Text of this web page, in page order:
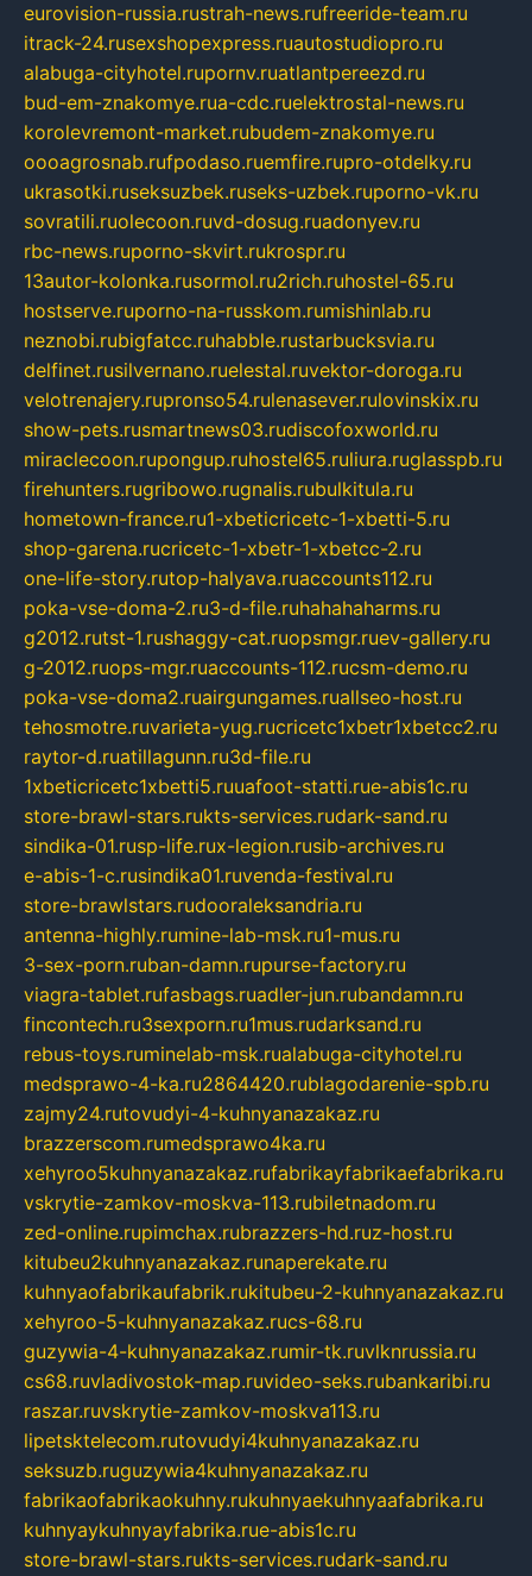
eurovision-russia.rustrah-news.rufreeride-team.ru
itrack-24.rusexshopexpress.ruautostudiopro.ru
alabuga-cityhotel.rupornv.ruatlantpereezd.ru
bud-em-znakomye.rua-cdc.ruelektrostal-news.ru
korolevremont-market.rubudem-znakomye.ru
oooagrosnab.rufpodaso.ruemfire.rupro-otdelky.ru
ukrasotki.ruseksuzbek.ruseks-uzbek.ruporno-vk.ru
sovratili.ruolecoon.ruvd-dosug.ruadonyev.ru
rbc-news.ruporno-skvirt.rukrospr.ru
13autor-kolonka.rusormol.ru2rich.ruhostel-65.ru
hostserve.ruporno-na-russkom.rumishinlab.ru
neznobi.rubigfatcc.ruhabble.rustarbucksvia.ru
delfinet.rusilvernano.ruelestal.ruvektor-doroga.ru
velotrenajery.rupronso54.rulenasever.rulovinskix.ru
show-pets.rusmartnews03.rudiscofoxworld.ru
miraclecoon.rupongup.ruhostel65.ruliura.ruglasspb.ru
firehunters.rugribowo.rugnalis.rubulkitula.ru
hometown-france.ru1-xbeticricetc-1-xbetti-5.ru
shop-garena.rucricetc-1-xbetr-1-xbetcc-2.ru
one-life-story.rutop-halyava.ruaccounts112.ru
poka-vse-doma-2.ru3-d-file.ruhahahaharms.ru
g2012.rutst-1.rushaggy-cat.ruopsmgr.ruev-gallery.ru
g-2012.ruops-mgr.ruaccounts-112.rucsm-demo.ru
poka-vse-doma2.ruairgungames.ruallseo-host.ru
tehosmotre.ruvarieta-yug.rucricetc1xbetr1xbetcc2.ru
raytor-d.ruatillagunn.ru3d-file.ru
1xbeticricetc1xbetti5.ruuafoot-statti.rue-abis1c.ru
store-brawl-stars.rukts-services.rudark-sand.ru
sindika-01.rusp-life.rux-legion.rusib-archives.ru
e-abis-1-c.rusindika01.ruvenda-festival.ru
store-brawlstars.rudooraleksandria.ru
antenna-highly.rumine-lab-msk.ru1-mus.ru
3-sex-porn.ruban-damn.rupurse-factory.ru
viagra-tablet.rufasbags.ruadler-jun.rubandamn.ru
fincontech.ru3sexporn.ru1mus.rudarksand.ru
rebus-toys.ruminelab-msk.rualabuga-cityhotel.ru
medsprawo-4-ka.ru2864420.rublagodarenie-spb.ru
zajmy24.rutovudyi-4-kuhnyanazakaz.ru
brazzerscom.rumedsprawo4ka.ru
xehyroo5kuhnyanazakaz.rufabrikayfabrikaefabrika.ru
vskrytie-zamkov-moskva-113.rubiletnadom.ru
zed-online.rupimchax.rubrazzers-hd.ruz-host.ru
kitubeu2kuhnyanazakaz.runaperekate.ru
kuhnyaofabrikaufabrik.rukitubeu-2-kuhnyanazakaz.ru
xehyroo-5-kuhnyanazakaz.rucs-68.ru
guzywia-4-kuhnyanazakaz.rumir-tk.ruvlknrussia.ru
cs68.ruvladivostok-map.ruvideo-seks.rubankaribi.ru
raszar.ruvskrytie-zamkov-moskva113.ru
lipetsktelecom.rutovudyi4kuhnyanazakaz.ru
seksuzb.ruguzywia4kuhnyanazakaz.ru
fabrikaofabrikaokuhny.rukuhnyaekuhnyaafabrika.ru
kuhnyaykuhnyayfabrika.rue-abis1c.ru
store-brawl-stars.rukts-services.rudark-sand.ru